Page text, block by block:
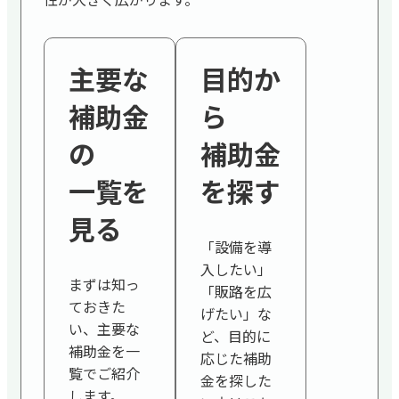
主要な
補助金
の
一覧を
見る
まずは知っ
ておきた
い、主要な
補助金を一
覧でご紹介
目的か
ら
補助金
を探す
「設備を導
入したい」
「販路を広
げたい」な
ど、目的に
応じた補助
金を探した